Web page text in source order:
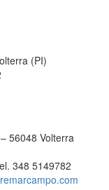
(PI)
56048 Volterra
348 5149782